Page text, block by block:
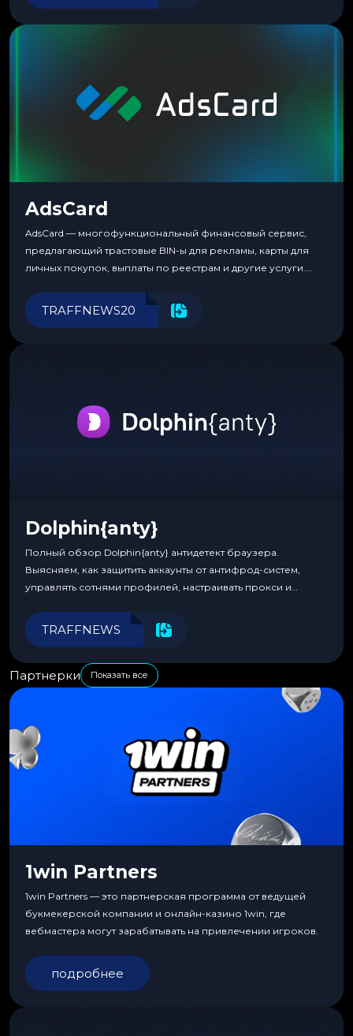
AdsCard
AdsCard — многофункциональный финансовый сервис,
предлагающий трастовые BIN-ы для рекламы, карты для
личных покупок, выплаты по реестрам и другие услуги.
инструменты для управления финансами.
TRAFFNEWS20
Dolphin{anty}
Полный обзор Dolphin{anty} антидетект браузера.
Выясняем, как защитить аккаунты от антифрод-систем,
управлять сотнями профилей, настраивать прокси и
эффективности.
TRAFFNEWS
Партнерки Показать все
1win Partners
1win Partners — это партнерская программа от ведущей
букмекерской компании и онлайн-казино 1win, где
вебмастера могут зарабатывать на привлечении игроков.
подробнее